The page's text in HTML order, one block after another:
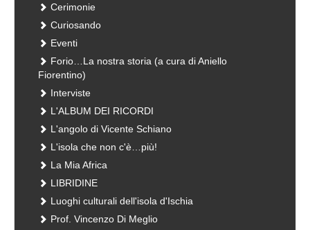
Cerimonie
Curiosando
Eventi
Forio…La nostra storia (a cura di Aniello
Fiorentino)
Interviste
L'ALBUM DEI RICORDI
L'angolo di Vicente Schiano
L'isola che non c'è…più!
La Mia Africa
LIBRIDINE
Luoghi culturali dell'isola d'Ischia
Prof. Vincenzo Di Meglio